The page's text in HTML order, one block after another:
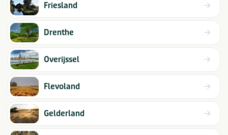
Friesland
Drenthe
Overijssel
Flevoland
Gelderland